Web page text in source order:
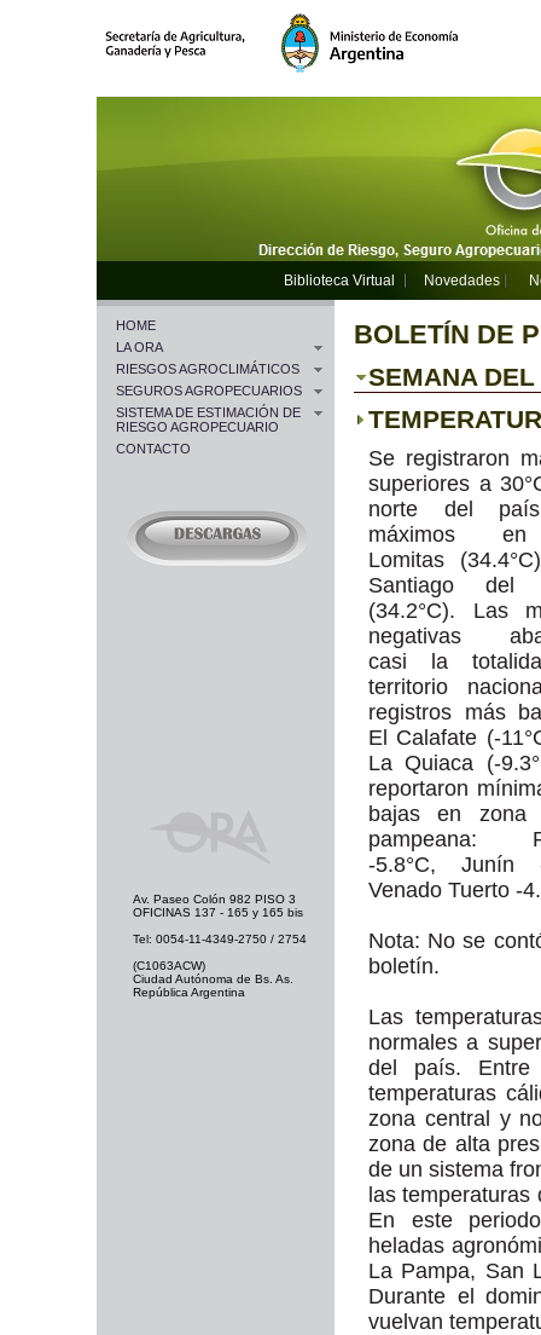
Biblioteca Virtual Novedades
HOME
LA ORA
RIESGOS AGROCLIMÁTICOS
SEGUROS AGROPECUARIOS
SISTEMA DE ESTIMACIÓN DE
RIESGO AGROPECUARIO
CONTACTO
BOLETÍN DE
SEMANA
Se registraron
superiores a
norte del
máximos
Lomitas
Santiago del
(34.2°C). Las
negativas
casi la
territorio
registros más
El Calafate (-
La Quiaca (-
reportaron
bajas en zona
pampeana:
-5.8°C, Junín -
Venado Tuerto -
Nota: No se
boletín.
Las
normales a
del país. Entre
temperaturas
zona central y
zona de alta
de un sistema
las
En este
heladas
La Pampa, San
Durante el
vuelvan
Av. Paseo Colón 982 PISO 3
OFICINAS 137 - 165 y 165 bis
Tel: 0054-11-4349-2750 / 2754
(C1063ACW)
Ciudad Autónoma de Bs. As.
República Argentina